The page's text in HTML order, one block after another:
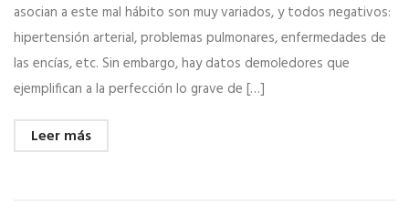
asocian a este mal hábito son muy variados, y todos negativos:
hipertensión arterial, problemas pulmonares, enfermedades de
las encías, etc. Sin embargo, hay datos demoledores que
ejemplifican a la perfección lo grave de […]
Leer más